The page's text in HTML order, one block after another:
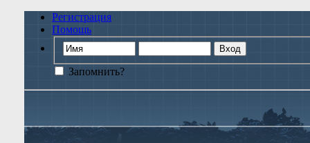
Регистрация
Помощь
Запомнить?